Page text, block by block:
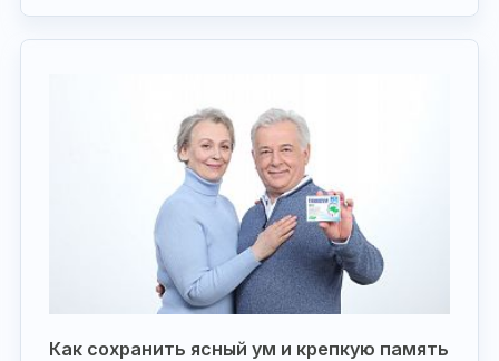
Как сохранить ясный ум и крепкую память